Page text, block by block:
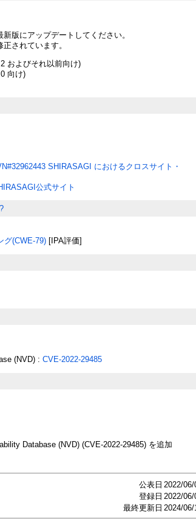
版にアップデートしてください。
されています。
およびそれ以前向け)
向け)
SHIRASAGI におけるクロスサイト・
公式サイト
グ(CWE-79) [IPA評価]
(NVD) : CVE-2022-29485
Database (NVD) (CVE-2022-29485) を追加
公表日 2022/06/
登録日 2022/06/
最終更新日 2024/06/